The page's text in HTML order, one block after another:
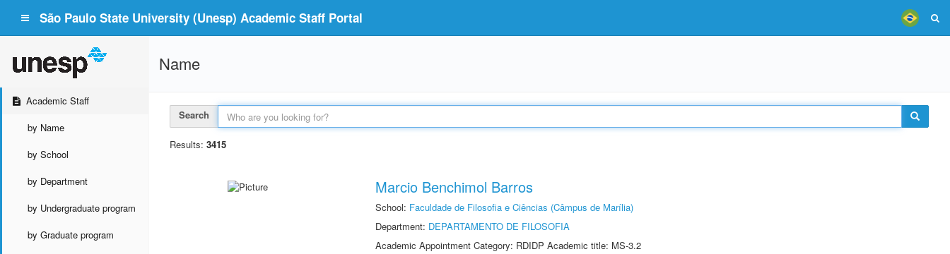
São Paulo State University (Unesp) Academic Staff Portal
Academic Staff
by Name
by School
by Department
by Undergraduate program
by Graduate program
Name
Search
Results: 3415
Marcio Benchimol Barros
School: Faculdade de Filosofia e Ciências (Câmpus de Marília)
Department: DEPARTAMENTO DE FILOSOFIA
Academic Appointment Category: RDIDP Academic title: MS-3.2